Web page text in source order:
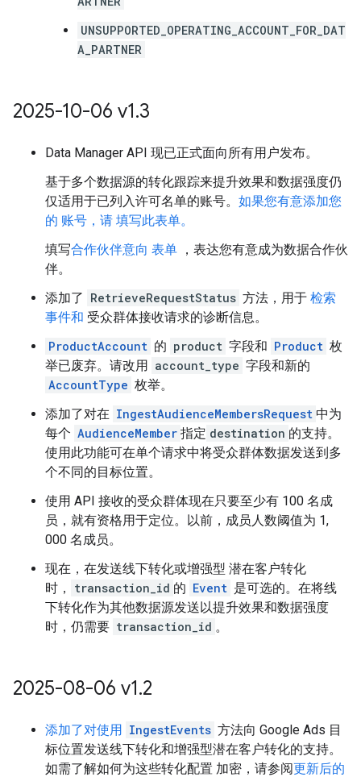
UNSUPPORTED_OPERATING_ACCOUNT_FOR_DAT
A_PARTNER
2025-10-06 v1.3
Data Manager API 现已正式面向所有用户发布。
基于多个数据源的转化跟踪来提升效果和数据强度仍
仅适用于已列入许可名单的账号。 如果您有意添加您
的 账号，请 填写此表单。
填写合作伙伴意向 表单 ，表达您有意成为数据合作伙
伴。
添加了 RetrieveRequestStatus 方法，用于 检索
事件和 受众群体接收请求的诊断信息。
ProductAccount 的 product 字段和 Product 枚
举已废弃。请改用 account_type 字段和新的
AccountType 枚举。
添加了对在 IngestAudienceMembersRequest 中为
每个 AudienceMember 指定 destination 的支持。
使用此功能可在单个请求中将受众群体数据发送到多
个不同的目标位置。
使用 API 接收的受众群体现在只要至少有 100 名成
员，就有资格用于定位。以前，成员人数阈值为 1,
000 名成员。
现在，在发送线下转化或增强型 潜在客户转化
时，
transaction_id 的 Event 是可选的。在将线
下转化作为其他数据源发送以提升效果和数据强度
时，仍需要 transaction_id 。
2025-08-06 v1.2
添加了对使用 IngestEvents 方法向 Google Ads 目
标位置发送线下转化和增强型潜在客户转化的支持。
如需了解如何为这些转化配置 加密，请参阅更新后的